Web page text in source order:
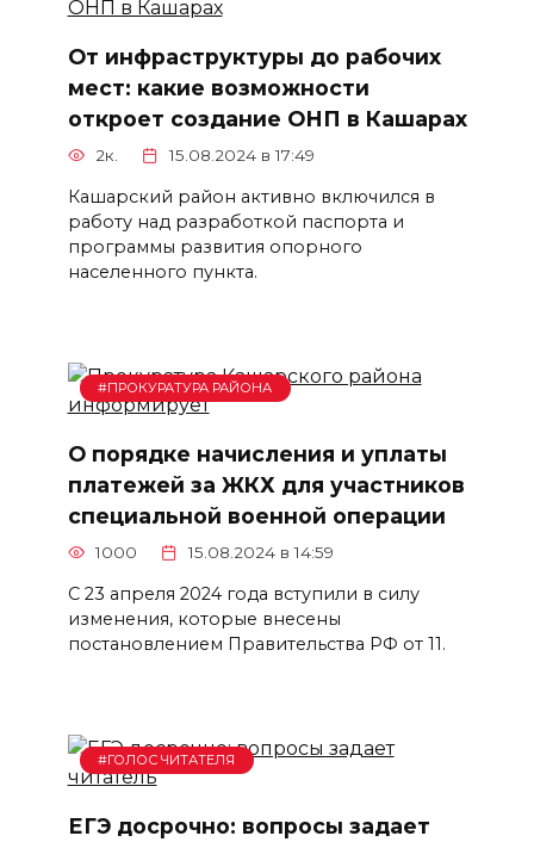
От инфраструктуры до рабочих
мест: какие возможности
откроет создание ОНП в Кашарах
2к. 15.08.2024 в 17:49
Кашарский район активно включился в
работу над разработкой паспорта и
программы развития опорного
населенного пункта.
#ПРОКУРАТУРА РАЙОНА
О порядке начисления и уплаты
платежей за ЖКХ для участников
специальной военной операции
1000 15.08.2024 в 14:59
С 23 апреля 2024 года вступили в силу
изменения, которые внесены
постановлением Правительства РФ от 11.
#ГОЛОС ЧИТАТЕЛЯ
ЕГЭ досрочно: вопросы задает